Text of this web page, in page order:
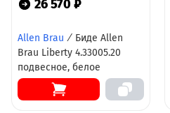
26 570 ₽
Allen Brau / Биде Allen
Brau Liberty 4.33005.20
подвесное, белое